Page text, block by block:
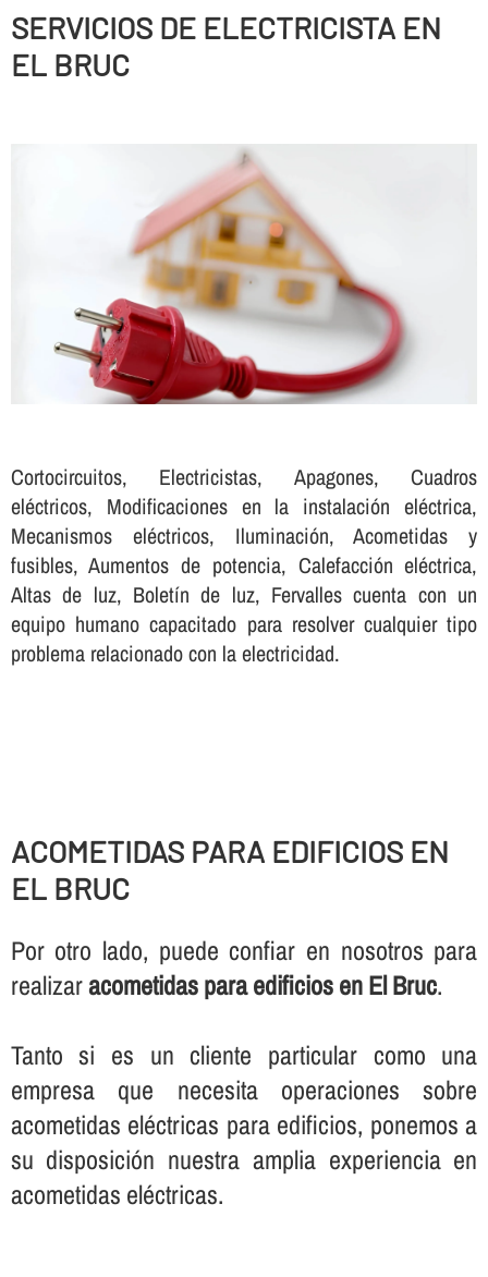
SERVICIOS DE ELECTRICISTA EN
EL BRUC
Cortocircuitos, Electricistas, Apagones, Cuadros
eléctricos, Modificaciones en la instalación eléctrica,
Mecanismos eléctricos, Iluminación, Acometidas y
fusibles, Aumentos de potencia, Calefacción eléctrica,
Altas de luz, Boletí­n de luz, Fervalles cuenta con un
equipo humano capacitado para resolver cualquier tipo
problema relacionado con la electricidad.
ACOMETIDAS PARA EDIFICIOS EN
EL BRUC
Por otro lado, puede confiar en nosotros para
realizaracometidas para edificios en El Bruc.
Tanto si es un cliente particular como una
empresa que necesita operaciones sobre
acometidas eléctricas para edificios, ponemos a
su disposición nuestra amplia experiencia en
acometidas eléctricas.